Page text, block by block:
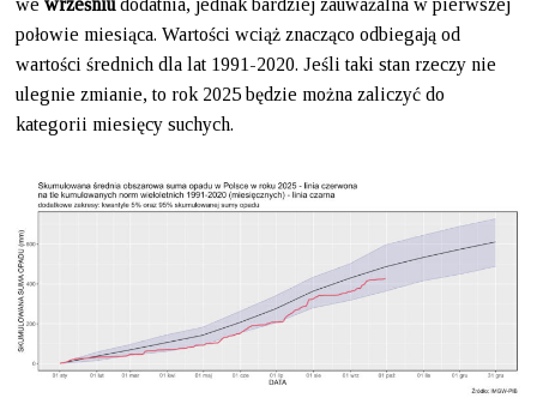
wewrześniudodatnia, jednak bardziej zauważalna w pierwszej
połowie miesiąca. Wartości wciąż znacząco odbiegają od
wartości średnich dla lat 1991-2020. Jeśli taki stan rzeczy nie
ulegnie zmianie, to rok 2025 będzie można zaliczyć do
kategorii miesięcy suchych.